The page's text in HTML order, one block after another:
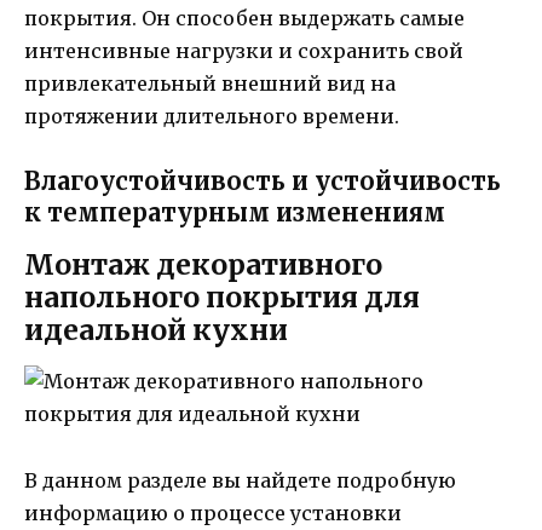
покрытия. Он способен выдержать самые
интенсивные нагрузки и сохранить свой
привлекательный внешний вид на
протяжении длительного времени.
Влагоустойчивость и устойчивость
к температурным изменениям
Монтаж декоративного
напольного покрытия для
идеальной кухни
В данном разделе вы найдете подробную
информацию о процессе установки